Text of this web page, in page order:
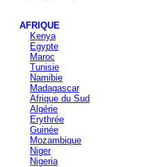
AFRIQUE
Kenya
Egypte
Maroc
Tunisie
Namibie
Madagascar
Afrique du Sud
Algérie
Erythrée
Guinée
Mozambique
Niger
Nigeria